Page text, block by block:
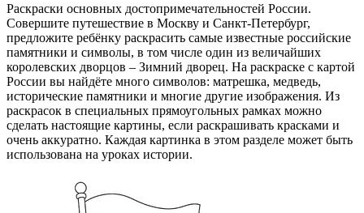
Раскраски основных достопримечательностей России.
Совершите путешествие в Москву и Санкт-Петербург,
предложите ребёнку раскрасить самые известные российские
памятники и символы, в том числе один из величайших
королевских дворцов – Зимний дворец. На раскраске с картой
России вы найдёте много символов: матрешка, медведь,
исторические памятники и многие другие изображения. Из
раскрасок в специальных прямоугольных рамках можно
сделать настоящие картины, если раскрашивать красками и
очень аккуратно. Каждая картинка в этом разделе может быть
использована на уроках истории.